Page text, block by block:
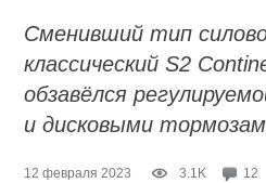
Сменивший тип
классический S2
обзавёлся
и дисковыми
12 февраля 2023 3.1K 12